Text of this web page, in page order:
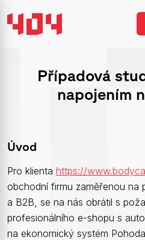
Případová
napojením
Úvod
Pro klienta https://
obchodní firmu zaměřenou na
a B2B, se na nás obrátil s
profesionálního e-shopu s
na ekonomický systém